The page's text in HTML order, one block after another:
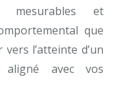
mesurables et
que
l’atteinte d’un
avec vos